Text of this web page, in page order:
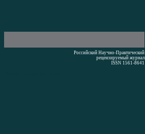
Российский Научно-Практический
рецензируемый журнал
ISSN 1561-8641